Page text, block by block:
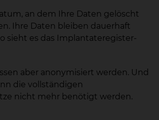
an dem Ihre Daten gelöscht
Ihre Daten bleiben dauerhaft
sieht es das Implantateregister-
aber anonymisiert werden. Und
die vollständigen
nicht mehr benötigt werden.